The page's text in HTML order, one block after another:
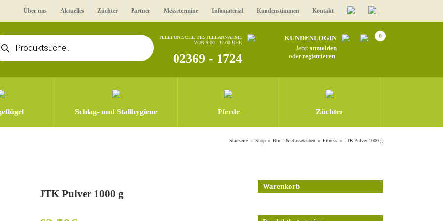
Über uns Aktuelles Züchter Partner Messetermine Infomaterial Kundenstimmen Kontakt
TELEFONISCHE BESTELLANNAHME
VON 9.00 - 17.00 UHR
02369 - 1724
KUNDENLOGIN
Jetzt anmelden
oderregistrieren.
0
Schlag- und Stallhygiene Pferde Züchter
Startseite Shop Brief- & Rassetauben Fitness JTK Pulver 1000 g
JTK Pulver 1000 g
Warenkorb